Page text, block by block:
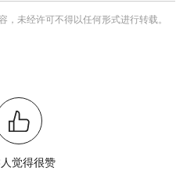
，未经许可不得以任何形式进行转载。
觉得很赞